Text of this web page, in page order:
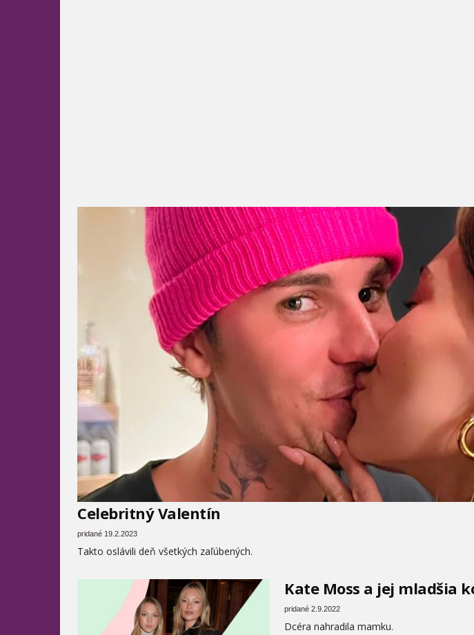
Celebritný Valentín
pridané 19.2.2023
Takto oslávili deň všetkých zaľúbených.
Kate Moss a jej mladšia
pridané 2.9.2022
Dcéra nahradila mamku.